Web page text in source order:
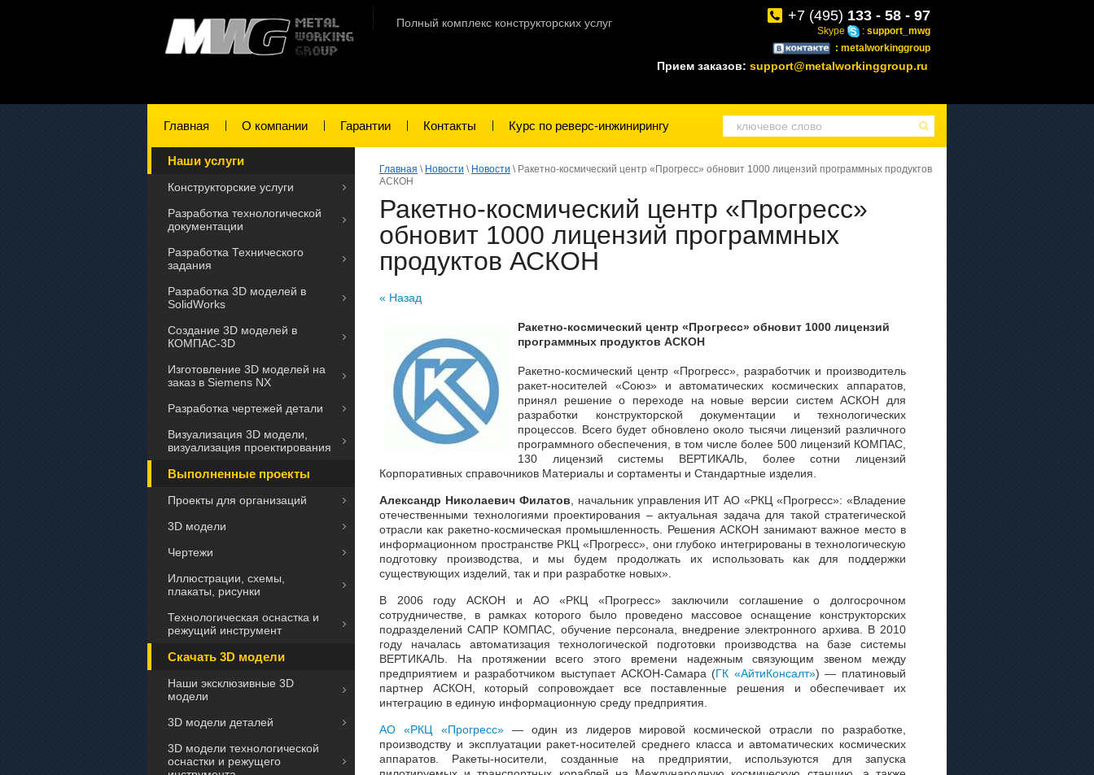
Полный комплекс конструкторских услуг +7 (495) 133 - 58 - 97
Skype : support_mwg
: metalworkinggroup
Прием заказов: support@metalworkinggroup.ru
Главная О компании Гарантии Контакты Курс по реверс-инжинирингу
Наши услуги
Конструкторские услуги
Разработка технологической
документации
Разработка Технического
задания
Разработка 3D моделей в
SolidWorks
Создание 3D моделей в
КОМПАС-3D
Изготовление 3D моделей на
заказ в Siemens NX
Разработка чертежей детали
Визуализация 3D модели,
визуализация проектирования
Выполненные проекты
Проекты для организаций
3D модели
Чертежи
Иллюстрации, схемы,
плакаты, рисунки
Технологическая оснастка и
режущий инструмент
Скачать 3D модели
Наши эксклюзивные 3D
модели
3D модели деталей
3D модели технологической
оснастки и режущего
Главная \ Новости \ Новости \ Ракетно-космический центр «Прогресс» обновит 1000 лицензий программных продуктов
АСКОН
Ракетно-космический центр «Прогресс»
обновит 1000 лицензий программных
продуктов АСКОН
« Назад
Ракетно-космический центр «Прогресс» обновит 1000 лицензий
программных продуктов АСКОН
Ракетно-космический центр «Прогресс», разработчик и производитель
ракет-носителей «Союз» и автоматических космических аппаратов,
принял решение о переходе на новые версии систем АСКОН для
разработки конструкторской документации и технологических
процессов. Всего будет обновлено около тысячи лицензий различного
программного обеспечения, в том числе более 500 лицензий КОМПАС,
130 лицензий системы ВЕРТИКАЛЬ, более сотни лицензий
Корпоративных справочников Материалы и сортаменты и Стандартные изделия.
Александр Николаевич Филатов , начальник управления ИТ АО «РКЦ «Прогресс»: «Владение
отечественными технологиями проектирования – актуальная задача для такой стратегической
отрасли как ракетно-космическая промышленность. Решения АСКОН занимают важное место в
информационном пространстве РКЦ «Прогресс», они глубоко интегрированы в технологическую
подготовку производства, и мы будем продолжать их использовать как для поддержки
существующих изделий, так и при разработке новых».
В 2006 году АСКОН и АО «РКЦ «Прогресс» заключили соглашение о долгосрочном
сотрудничестве, в рамках которого было проведено массовое оснащение конструкторских
подразделений САПР КОМПАС, обучение персонала, внедрение электронного архива. В 2010
году началась автоматизация технологической подготовки производства на базе системы
ВЕРТИКАЛЬ. На протяжении всего этого времени надежным связующим звеном между
предприятием и разработчиком выступает АСКОН-Самара (ГК «АйтиКонсалт») — платиновый
партнер АСКОН, который сопровождает все поставленные решения и обеспечивает их
интеграцию в единую информационную среду предприятия.
АО «РКЦ «Прогресс»— один из лидеров мировой космической отрасли по разработке,
производству и эксплуатации ракет-носителей среднего класса и автоматических космических
аппаратов. Ракеты-носители, созданные на предприятии, используются для запуска